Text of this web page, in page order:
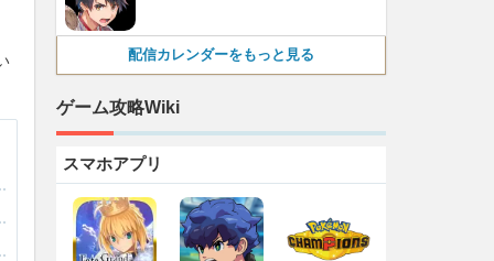
配信カレンダーをもっと見る
ゲーム攻略Wiki
スマホアプリ